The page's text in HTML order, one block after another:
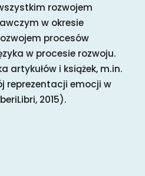
rozwojem
w okresie
procesów
w procesie rozwoju.
artykułów i książek, m.in.
reprezentacji emocji w
2015).